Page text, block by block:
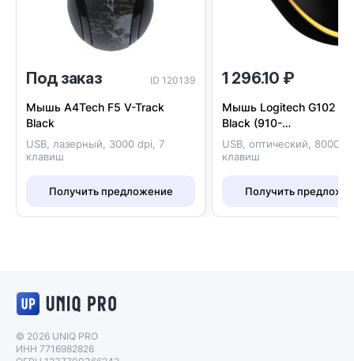
Под заказ ID 120139
Мышь A4Tech F5 V-Track
Black
USB, лазерный, 3000 dpi, 7
клавиш
Получить предложение
1 296.10 ₽
Мышь Logitech G102
Black (910-
005823/5808/5802)
USB, оптический, 8000
клавиш
Получить
© 2026 UNIQ PRO
ИНН 7716982826